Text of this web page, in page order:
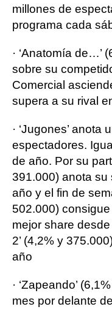
millones de
programa cada
· ‘Anatomía de…’
sobre su
Comercial
supera a su rival
· ‘Jugones’
espectadores.
de año. Por su
391.000) anota su
año y el fin de
502.000)
mejor share
2’ (4,2% y
año
· ‘Zapeando’
mes por delante